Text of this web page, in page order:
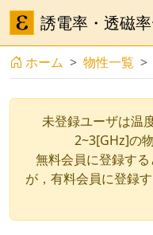
誘電率・透磁
ホーム 物性一覧
未登録ユーザは温
2~3[GHz]の
無料会員に登録す
が，有料会員に登録